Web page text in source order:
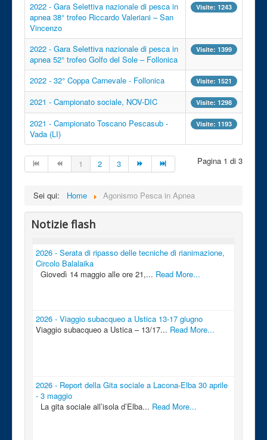
2022 - Gara Selettiva nazionale di pesca in
apnea 38° trofeo Riccardo Valeriani – San
Vincenzo
Visite: 1243
2022 - Gara Selettiva nazionale di pesca in
apnea 52° trofeo Golfo del Sole – Follonica
Visite: 1399
2022 - 32° Coppa Carnevale - Follonica Visite: 1521
2021 - Campionato sociale, NOV-DIC Visite: 1298
2021 - Campionato Toscano Pescasub -
Vada (LI)
Visite: 1193
Pagina 1 di 3
1 2 3
Sei qui: Home Agonismo Pesca in Apnea
Notizie flash
2026 - Serata di ripasso delle tecniche di rianimazione,
Circolo Balalaika
Giovedì 14 maggio alle ore 21,... Read More...
2026 - Viaggio subacqueo a Ustica 13-17 giugno
Viaggio subacqueo a Ustica – 13/17... Read More...
2026 - Report della Gita sociale a Lacona-Elba 30 aprile
- 3 maggio
La gita sociale all’isola d’Elba... Read More...